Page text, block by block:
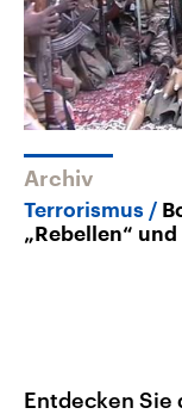
Archiv
Terrorismus
„Rebellen“
Entdecken Sie